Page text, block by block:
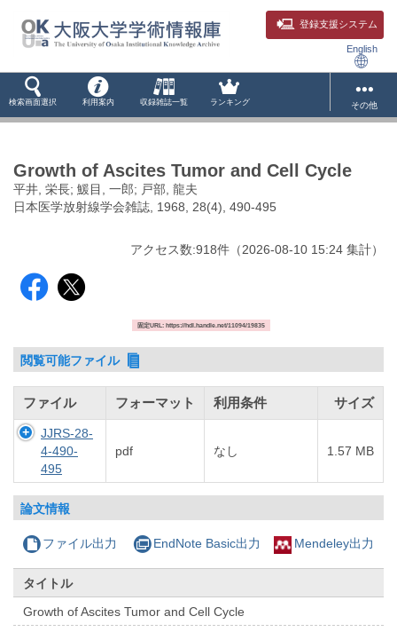
登録支援システム
English
検索画面選択 利用案内 収録雑誌一覧 ランキング その他
Growth of Ascites Tumor and Cell Cycle
平井, 栄長; 鰀目, 一郎; 戸部, 龍夫
日本医学放射線学会雑誌, 1968, 28(4), 490-495
アクセス数:918件 （2026-08-10 15:24 集計）
固定URL: https://hdl.handle.net/11094/19835
閲覧可能ファイル
ファイル フォーマット 利用条件 サイズ
JJRS-28-
4-490-
495
pdf なし 1.57 MB
論文情報
ファイル出力 EndNote Basic出力 Mendeley出力
タイトル
Growth of Ascites Tumor and Cell Cycle